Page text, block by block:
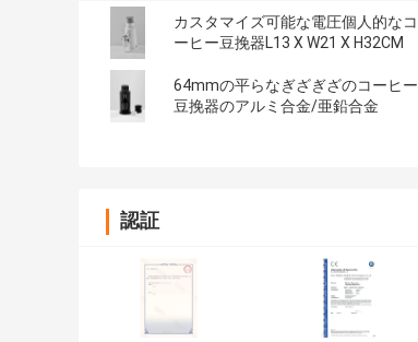
カスタマイズ可能な電圧個人的なコ
ーヒー豆挽器L13 X W21 X H32CM
64mmの平らなぎざぎざのコーヒー
豆挽器のアルミ合金/亜鉛合金
認証